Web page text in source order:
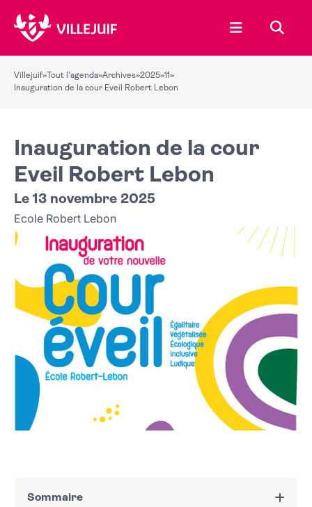
Ouvrir le
Villejuif» Tout l'agenda»Archives»2025»11»
Inauguration de la cour Eveil Robert Lebon
Inauguration de la cour
Eveil Robert Lebon
Le 13 novembre 2025
Ecole Robert Lebon
Sommaire